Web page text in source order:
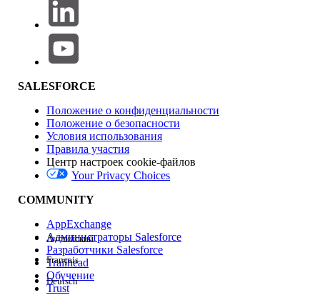
Влияние на функции
Версия
Возможности
SALESFORCE
Положение о конфиденциальности
Положение о безопасности
Условия использования
Правила участия
Центр настроек cookie-файлов
Your Privacy Choices
COMMUNITY
AppExchange
Администраторы Salesforce
Разработчики Salesforce
Trailhead
Обучение
Trust
Английский
Français
Deutsch